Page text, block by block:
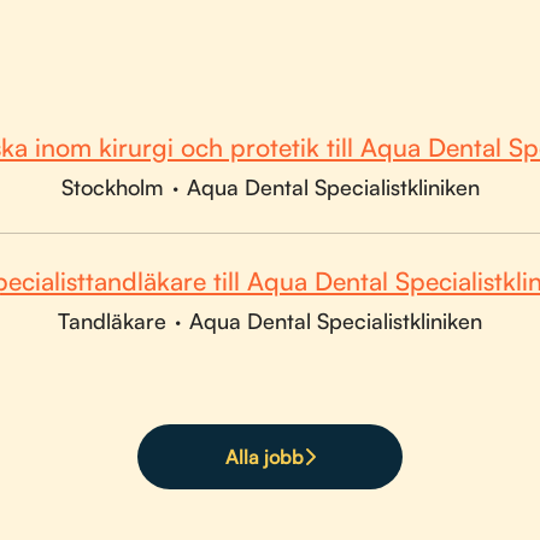
inom kirurgi och protetik till Aqua Dental
Stockholm · Aqua Dental Specialistkliniken
till Aqua Dental
Tandläkare · Aqua Dental Specialistkliniken
Alla jobb